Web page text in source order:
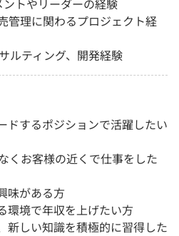
ントやリーダーの経験
管理に関わるプロジェクト経
ルティング、開発経験
ドするポジションで活躍したい
くお客様の近くで仕事をした
味がある方
環境で年収を上げたい方
新しい知識を積極的に習得した